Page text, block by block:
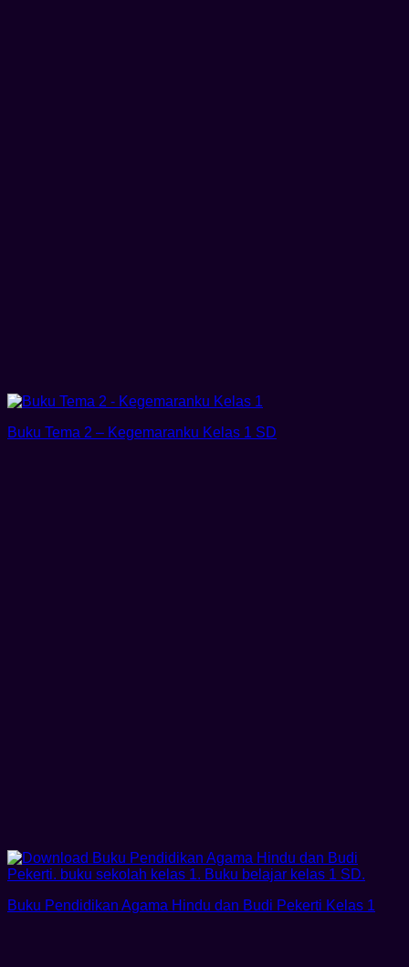
Buku Tema 2 – Kegemaranku Kelas 1 SD
Buku Pendidikan Agama Hindu dan Budi Pekerti Kelas 1